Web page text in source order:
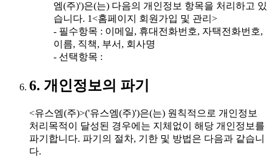
엠(주)')은(는) 다음의 개인정보 항목을 처리하고 있
습니다. 1<홈페이지 회원가입 및 관리>
- 필수항목 : 이메일, 휴대전화번호, 자택전화번호,
이름, 직책, 부서, 회사명
- 선택항목 :
6. 개인정보의 파기
<유스엠(주)>('유스엠(주)')은(는) 원칙적으로 개인정보
처리목적이 달성된 경우에는 지체없이 해당 개인정보를
파기합니다. 파기의 절차, 기한 및 방법은 다음과 같습니
다.